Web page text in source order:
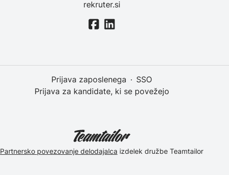
rekruter.si
Prijava zaposlenega · SSO
Prijava za kandidate, ki se povežejo
Partnersko povezovanje delodajalca izdelek družbe Teamtailor